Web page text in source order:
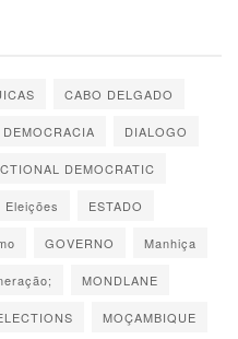
CABO DELGADO
DEMOCRACIA DIALOGO
DEMOCRATIC
Eleições ESTADO
GOVERNO Manhiça
MONDLANE
MOÇAMBIQUE